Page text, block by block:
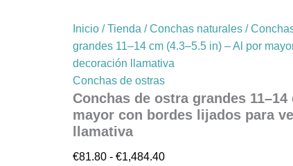
Inicio /Tienda /Conchas naturales /
grandes 11–14 cm (4.3–5.5 in) – Al por
decoración llamativa
Conchas de ostras
Conchas de ostra grandes
mayor con bordes lijados para
llamativa
€81.80 - €1,484.40
–
Al
por
mayor
bordes
lijados
para
y